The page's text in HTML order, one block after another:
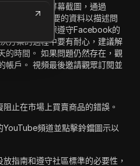
截取錯誤的屏幕截圖，通過
題，並填寫必要的資料以描述問
指南，以確保遵守Facebook的
方案的過程中要有耐心，建議解
的時間。 如果問題仍然存在，觀
帳戶。 視頻最後邀請觀眾訂閱並
止在市場上買賣商品的錯誤。
YouTube頻道並點擊鈴鐺圖示以
指南和遵守社區標準的必要性，